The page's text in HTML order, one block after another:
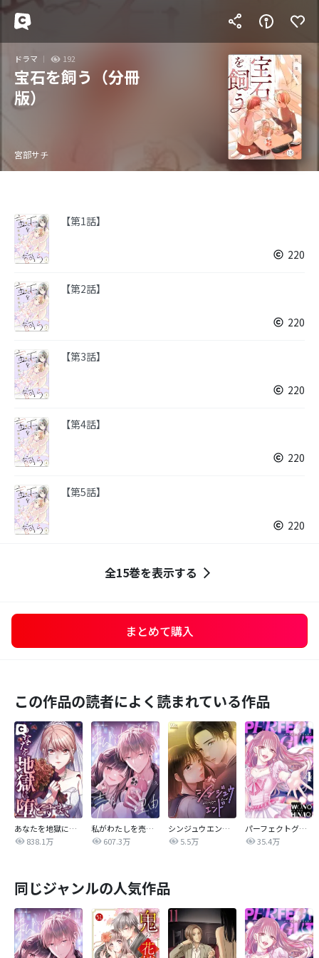
ドラマ 192
宝石を飼う（分冊
版）
宮部サチ
【第1話】
220
【第2話】
220
【第3話】
220
【第4話】
220
【第5話】
220
全15巻を表示する
まとめて購入
この作品の読者によく読まれている作品
あなたを地獄に堕とすまで
838.1万
私がわたしを売る理由
607.3万
シンジュウエンド【タテヨミ】
5.5万
パーフェクトグリッター
35.4万
同じジャンルの人気作品